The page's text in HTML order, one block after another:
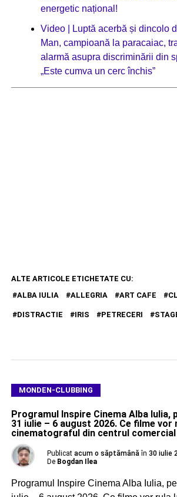
energetic național!
Video | Luptă acerbă și dincolo
Man, campioană la paracaiac,
alarmă asupra discriminării din
„Este cumva un cerc închis”
ALTE ARTICOLE ETICHETATE CU:
ALBA IULIA
ALLEGRIA ART CAFE
DISTRACTIE IRIS PETRECERI
MONDEN-CLUBBING
Programul Inspire Cinema Alba Iulia,
31 iulie – 6 august 2026. Ce filme vor
cinematograful din centrul comercial
Publicat acum o săptămână în 30 iulie
De Bogdan Ilea
Programul Inspire Cinema Alba Iulia,